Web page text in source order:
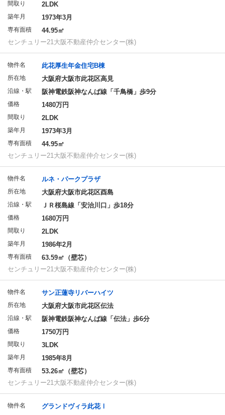
間取り 2LDK
築年月 1973年3月
専有面積
44.95㎡
センチュリー21大阪不動産仲介センター(株)
物件名 此花厚生年金住宅B棟
所在地 大阪府大阪市此花区高見
沿線・駅 阪神電鉄阪神なんば線「千鳥橋」歩9分
価格 1480万円
間取り 2LDK
築年月 1973年3月
専有面積
44.95㎡
センチュリー21大阪不動産仲介センター(株)
物件名 ルネ・パークプラザ
所在地 大阪府大阪市此花区酉島
沿線・駅 ＪＲ桜島線「安治川口」歩18分
価格 1680万円
間取り 2LDK
築年月 1986年2月
専有面積
63.59㎡（壁芯）
センチュリー21大阪不動産仲介センター(株)
物件名 サン正蓮寺リバーハイツ
所在地 大阪府大阪市此花区伝法
沿線・駅 阪神電鉄阪神なんば線「伝法」歩6分
価格 1750万円
間取り 3LDK
築年月 1985年8月
専有面積
53.26㎡（壁芯）
センチュリー21大阪不動産仲介センター(株)
物件名 グランドヴィラ此花Ⅰ